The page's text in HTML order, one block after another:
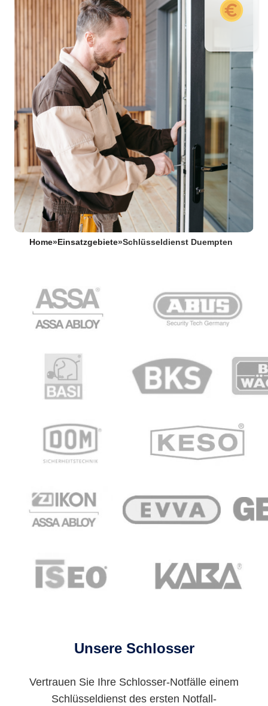
Home» Einsatzgebiete»Schlüsseldienst Duempten
Unsere Schlosser
Vertrauen Sie Ihre Schlosser-Notfälle einem
Schlüsseldienst des ersten Notfall-